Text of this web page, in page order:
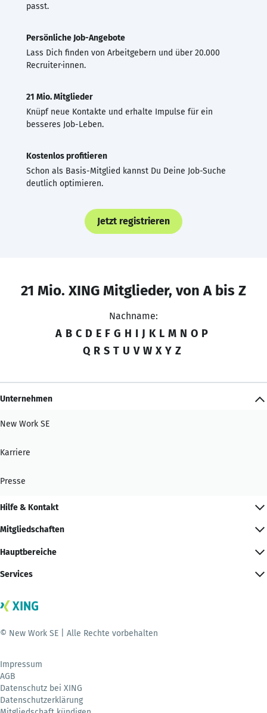
passt.
Persönliche Job-Angebote
Lass Dich finden von Arbeitgebern und über 20.000
Recruiter·innen.
21 Mio. Mitglieder
Knüpf neue Kontakte und erhalte Impulse für ein
besseres Job-Leben.
Kostenlos profitieren
Schon als Basis-Mitglied kannst Du Deine Job-Suche
deutlich optimieren.
Jetzt registrieren
21 Mio. XING Mitglieder, von A bis Z
Nachname:
A B C D E F G H I J K L M N O P
Q R S T U V W X Y Z
Unternehmen
New Work SE
Karriere
Presse
Hilfe & Kontakt
Mitgliedschaften
Hauptbereiche
Services
© New Work SE | Alle Rechte vorbehalten
Impressum
AGB
Datenschutz bei XING
Datenschutzerklärung